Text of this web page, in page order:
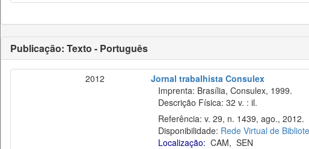
Publicação: Texto - Português
2012
Jornal trabalhista Consulex
Imprenta: Brasília, Consulex, 1999.
Descrição Física: 32 v. : il.
Referência: v. 29, n. 1439, ago., 2012.
Disponibilidade: Rede Virtual de
Localização: CAM, SEN